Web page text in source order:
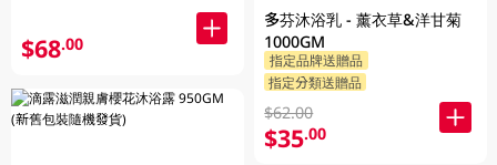
$68.00
多芬沐浴乳 - 薰衣草&洋甘菊
1000GM
指定品牌送贈品
指定分類送贈品
$62.00
$35.00